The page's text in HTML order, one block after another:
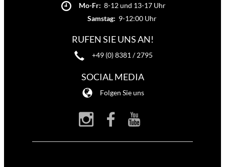
Mo-Fr: 8-12 und 13-17 Uhr
Samstag: 9-12:00 Uhr
RUFEN SIE UNS AN!
+49 (0) 8381 / 2795
SOCIAL MEDIA
Folgen Sie uns